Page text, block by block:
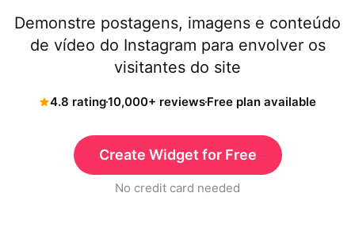
Demonstre postagens, imagens e conteúdo
de vídeo do Instagram para envolver os
visitantes do site
4.8 rating10,000+ reviewsFree plan available
Create Widget for Free
No credit card needed